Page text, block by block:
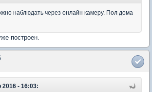
наблюдать через онлайн камеру. Пол дома
построен.
2016 - 16:03: